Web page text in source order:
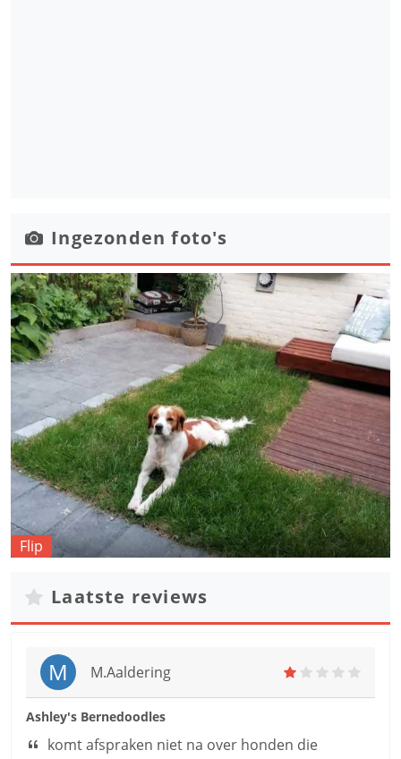
Ingezonden foto's
Flip
Laatste reviews
M M.aaldering
Ashley's Bernedoodles
komt afspraken niet na over honden die